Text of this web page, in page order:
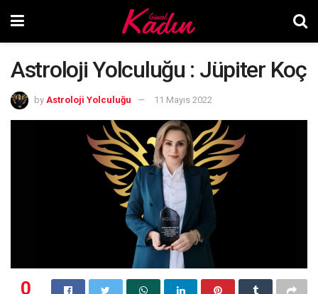
Astroloji Yolculuğu : Jüpiter Koç
by Astroloji Yolculuğu 11 Mayıs 2022
0